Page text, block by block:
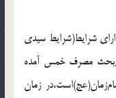
شرايط(شرايط سيدى
مصرف خمس آمده
زمان